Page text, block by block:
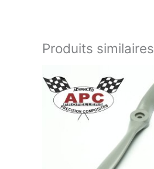
Produits similaires